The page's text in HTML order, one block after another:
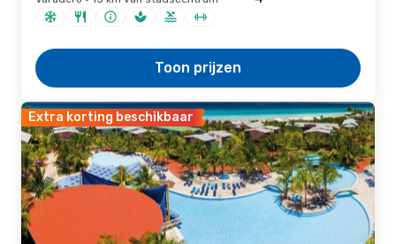
Toon prijzen
Extra korting beschikbaar